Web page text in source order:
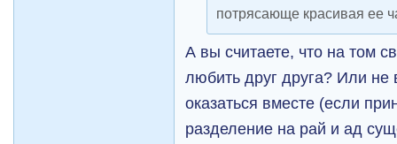
потрясающе красивая ее
А вы считаете, что на том
любить друг друга? Или не
оказаться вместе (если
разделение на рай и ад